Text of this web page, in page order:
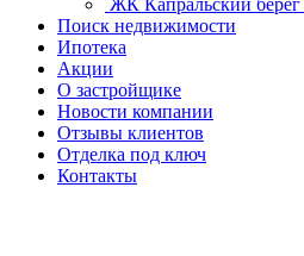
ЖК Капральский берег
Поиск недвижимости
Ипотека
Акции
О застройщике
Новости компании
Отзывы клиентов
Отделка под ключ
Контакты